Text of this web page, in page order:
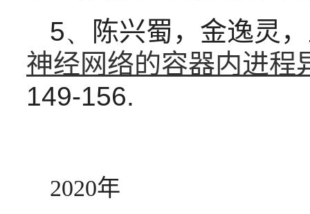
5、
陈兴蜀，金逸灵
神经网络的容器内进程
149-156.
2020年